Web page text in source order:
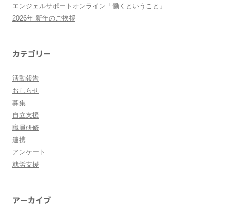
シ
ン
エンジェルサポートオンライン「働くということ」
2026年 新年のご挨拶
カテゴリー
活動報告
おしらせ
募集
自立支援
職員研修
連携
アンケート
就労支援
アーカイブ